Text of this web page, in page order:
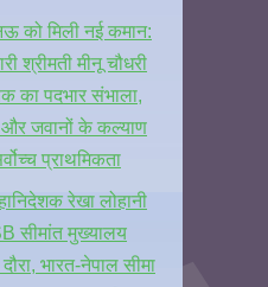
को मिली नई कमान:
श्रीमती मीनू चौधरी
का पदभार संभाला,
और जवानों के कल्याण
प्राथमिकता
रेखा लोहानी
सीमांत मुख्यालय
भारत-नेपाल सीमा